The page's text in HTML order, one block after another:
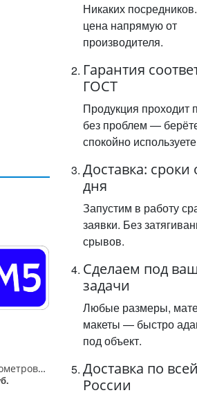
Знак 6.14.1 "Километровый знак",350*700Тип А (1б) Микропризм. (7-9 лет)металл 0.8 мм
Никаких
цена напрямую от
производителя.
Гарантия
ГОСТ
Продукция проходит
без проблем —
спокойно
Доставка: сроки
дня
Запустим в работу
заявки. Без
срывов.
Сделаем под
задачи
Любые размеры,
макеты — быстро
под объект.
Доставка по всей
России